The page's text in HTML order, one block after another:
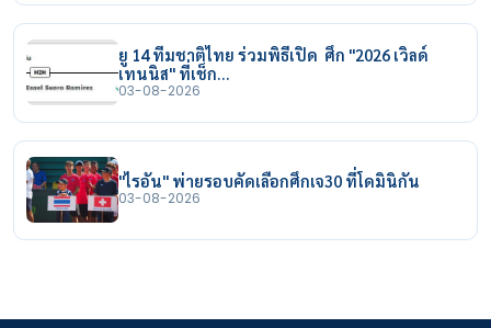
ยู 14 ทีมชาติไทย ร่วมพิธีเปิด ศึก "2026 เวิลด์
เทนนิส" ที่เช็ก…
03-08-2026
"ไรอัน" พ่ายรอบคัดเลือกศึกเจ30 ที่โดมินิกัน
03-08-2026